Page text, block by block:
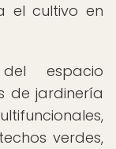
el cultivo en
espacio
de jardinería
verdes,